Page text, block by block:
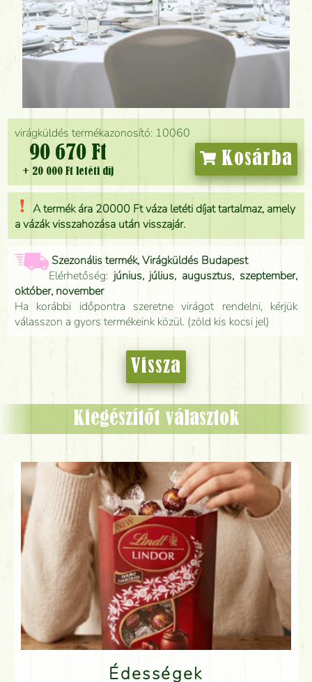
virágküldés termékazonosító: 10060
90 670 Ft
+ 20 000 Ft letéti díj
Kosárba
A termék ára 20000 Ft váza letéti díjat tartalmaz, amely
a vázák visszahozása után visszajár.
Szezonális termék, Virágküldés Budapest
Elérhetőség: június, július, augusztus, szeptember,
október, november
Ha korábbi időpontra szeretne virágot rendelni, kérjük
válasszon a gyors termékeink közül. (zöld kis kocsi jel)
Vissza
Kiegészítőt választok
Édességek